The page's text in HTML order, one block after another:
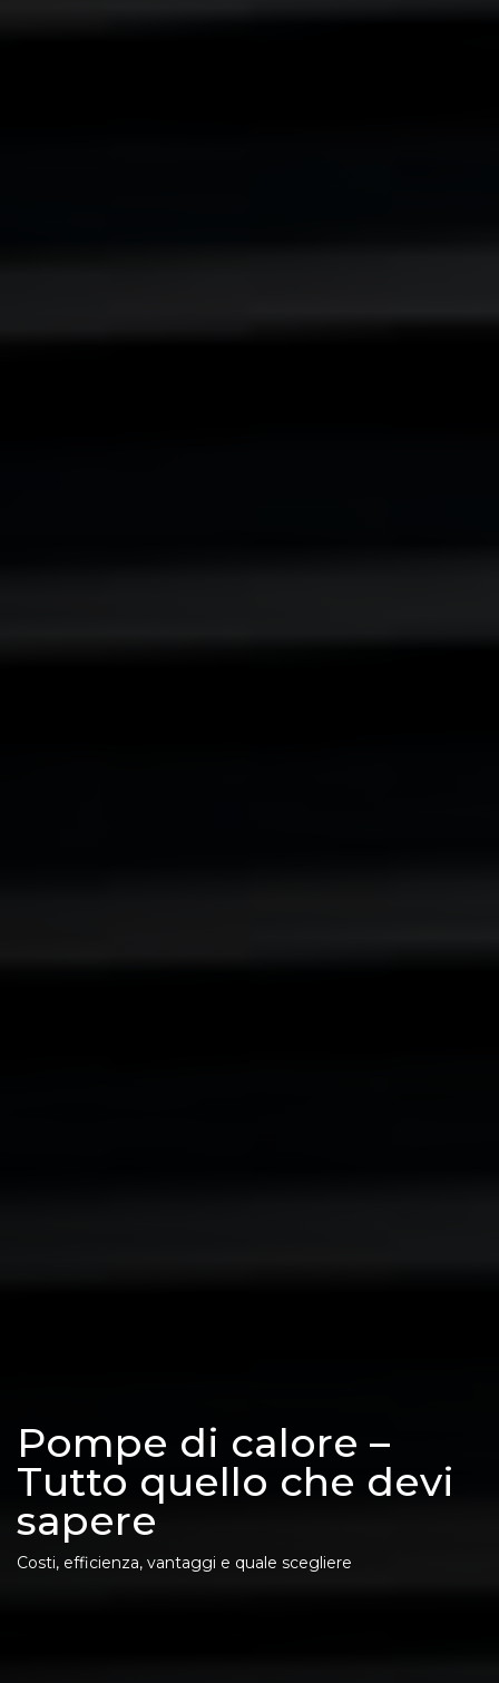
Pompe di calore –
Tutto quello che devi
sapere
Costi, efficienza, vantaggi e quale scegliere